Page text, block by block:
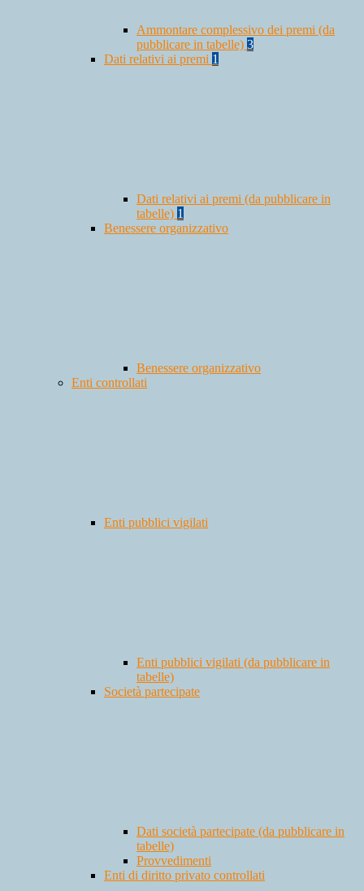
Ammontare complessivo dei premi (da
pubblicare in tabelle) 3
Dati relativi ai premi 1
Dati relativi ai premi (da pubblicare in
tabelle) 1
Benessere organizzativo
Benessere organizzativo
Enti controllati
Enti pubblici vigilati
Enti pubblici vigilati (da pubblicare in
tabelle)
Società partecipate
Dati società partecipate (da pubblicare in
tabelle)
Provvedimenti
Enti di diritto privato controllati